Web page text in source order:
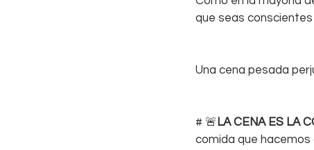
que seas
Una cena pesada
# 🚨 LA CENA ES LA
comida que